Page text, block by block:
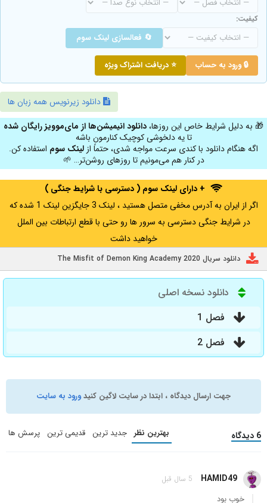
کیفیت:
🔄 فعالسازی لینک سوم
🔒 ورود به حساب ⭐ دریافت اشتراک ویژه
دانلود زیرنویس همه زبان ها
🎁 به دلیل شرایط خاص این روزها،دانلود انیمیشن‌ها از مای‌موویز رایگان شده
تا یه دلخوشی کوچیک کنارمون باشه
اگه هنگام دانلود با کندی سرعت مواجه شدی، حتماً از لینک سوم استفاده کن.
در کنار هم می‌مونیم تا روزهای روشن‌تر… 🌱
+ دارای لینک سوم ( دسترسی با شرایط جنگی )
اگر از ایران به آدرس مخفی متصل هستید ، لینک 3 جایگزین لینک 1 شده که
در شرایط جنگی دسترسی به سرور ها رو حتی با قطع ارتباطات بین الملل
خواهید داشت
دانلود سریال The Misfit of Demon King Academy 2020
دانلود نسخه اصلی
فصل 1
فصل 2
جهت ارسال دیدگاه ، ابتدا در سایت لاگین کنیدورود به سایت
6 دیدگاه بهترین نظر جدید ترین قدیمی ترین پرسش ها
HAMID49 5 سال قبل
خوب بود